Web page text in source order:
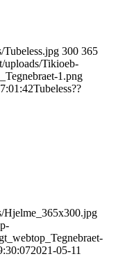
300 365
uploads/Tikioeb-
1.png
Tubeless??
Hjelme_365x300.jpg
2021-05-11